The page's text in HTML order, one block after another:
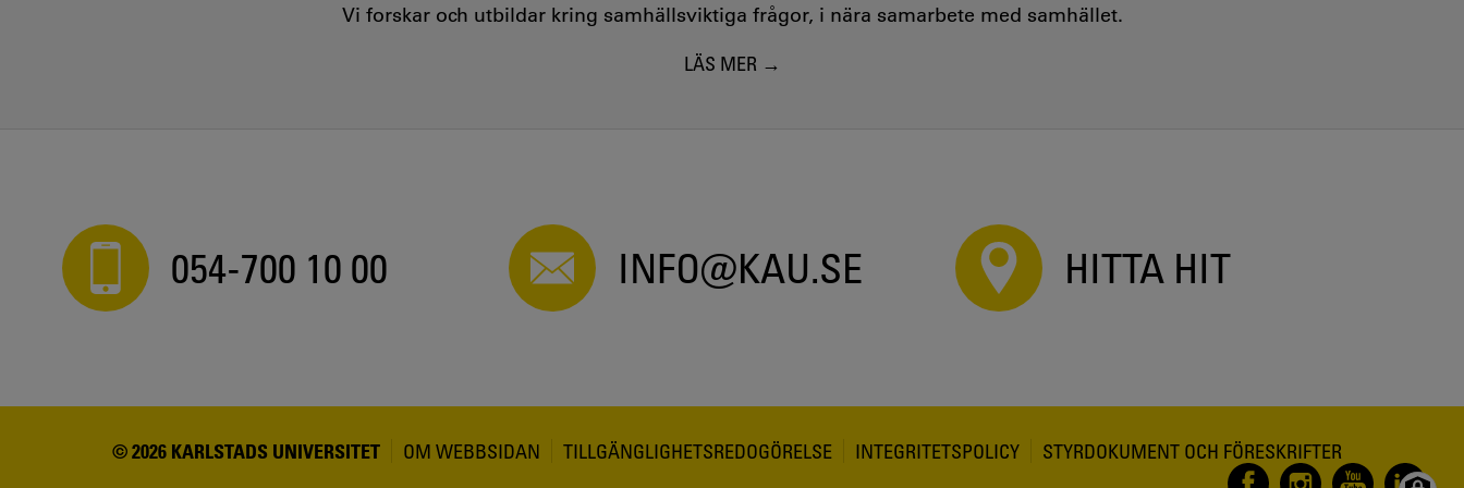
Vi forskar och utbildar kring samhällsviktiga frågor, i nära samarbete med samhället.
LÄS MER
054-700 10 00 INFO@KAU.SE HITTA HIT
© 2026 KARLSTADS UNIVERSITET OM WEBBSIDAN TILLGÄNGLIGHETSREDOGÖRELSE INTEGRITETSPOLICY STYRDOKUMENT OCH FÖRESKRIFTER